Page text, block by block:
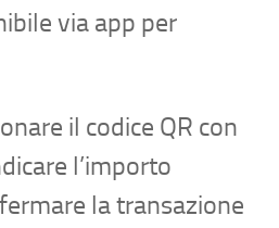
bile via app per
il codice QR con
dicare l’importo
ermare la transazione